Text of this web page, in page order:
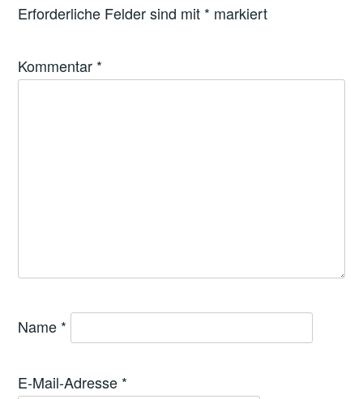
Erforderliche Felder sind mit * markiert
Kommentar *
Name *
E-Mail-Adresse *